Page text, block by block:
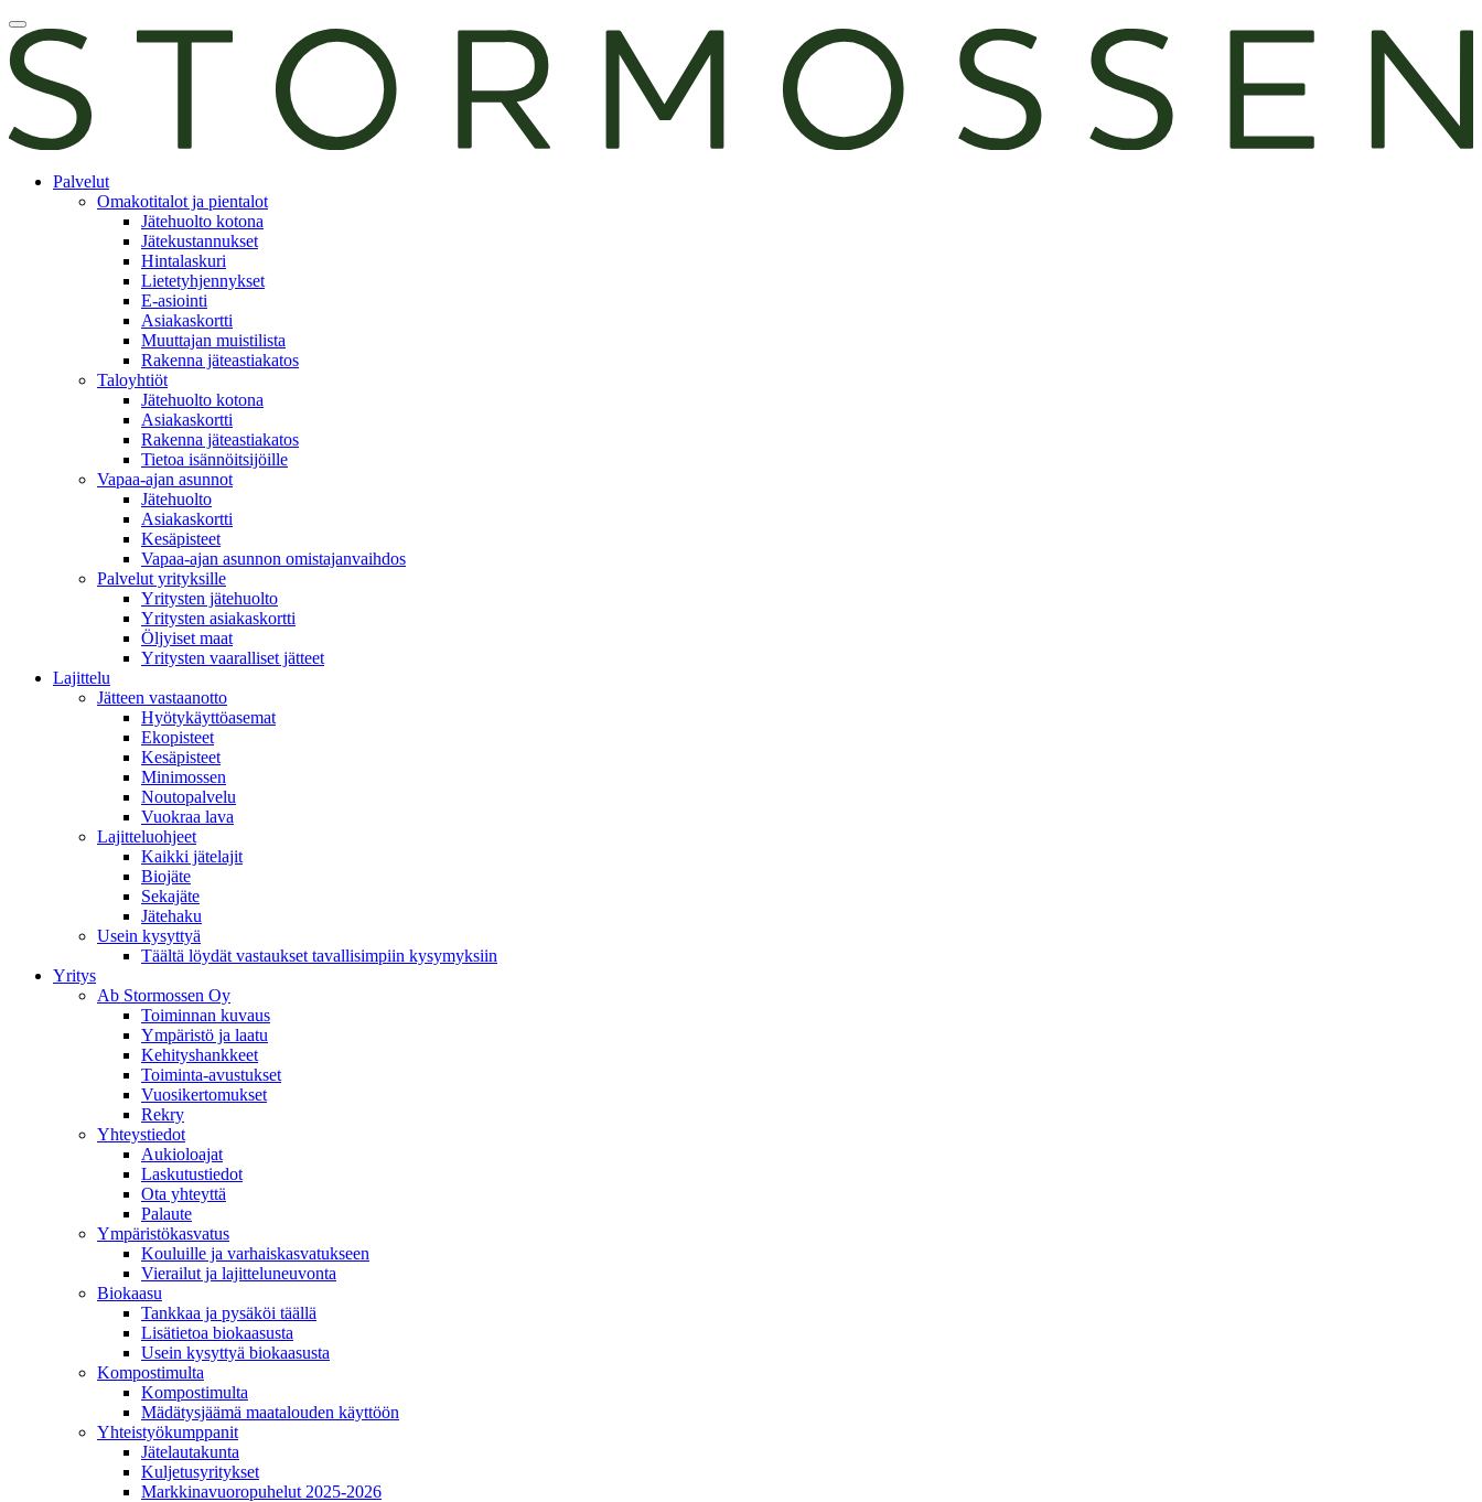
Skip
to
content
Avaa
päävalikko
asiointiPalvelut
Omakotitalot ja pientalot
Jätehuolto kotona
Jätekustannukset
Hintalaskuri
Lietetyhjennykset
E-asiointi
Asiakaskortti
Muuttajan muistilista
Rakenna jäteastiakatos
Taloyhtiöt
Jätehuolto kotona
Asiakaskortti
Rakenna jäteastiakatos
Tietoa isännöitsijöille
Vapaa-ajan asunnot
Jätehuolto
Asiakaskortti
Kesäpisteet
Vapaa-ajan asunnon omistajanvaihdos
Palvelut yrityksille
Yritysten jätehuolto
Yritysten asiakaskortti
Öljyiset maat
Yritysten vaaralliset jätteet
Lajittelu
Jätteen vastaanotto
Hyötykäyttöasemat
Ekopisteet
Kesäpisteet
Minimossen
Noutopalvelu
Vuokraa lava
Lajitteluohjeet
Kaikki jätelajit
Biojäte
Sekajäte
Jätehaku
Usein kysyttyä
Täältä löydät vastaukset tavallisimpiin kysymyksiin
Yritys
Ab Stormossen Oy
Toiminnan kuvaus
Ympäristö ja laatu
Kehityshankkeet
Toiminta-avustukset
Vuosikertomukset
Rekry
Yhteystiedot
Aukioloajat
Laskutustiedot
Ota yhteyttä
Palaute
Ympäristökasvatus
Kouluille ja varhaiskasvatukseen
Vierailut ja lajitteluneuvonta
Biokaasu
Tankkaa ja pysäköi täällä
Lisätietoa biokaasusta
Usein kysyttyä biokaasusta
Kompostimulta
Kompostimulta
Mädätysjäämä maatalouden käyttöön
Yhteistyökumppanit
Jätelautakunta
Kuljetusyritykset
Markkinavuoropuhelut 2025-2026